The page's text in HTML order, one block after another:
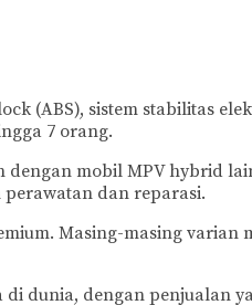
(ABS), sistem stabilitas
7 orang.
mobil MPV hybrid
dan reparasi.
Masing-masing
di dunia, dengan penjualan